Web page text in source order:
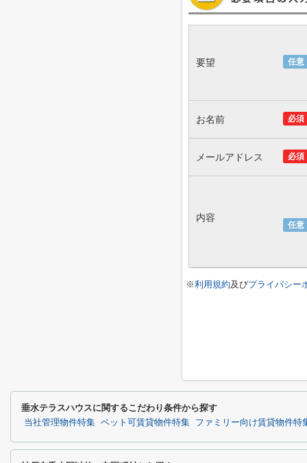
任意
要望
必須
お名前
必須
メールアドレス
任意
内容
※利用規約及びプライバシー
垂水テラスハウスに関するこだわり条件から探す
当社管理物件特集 ペット可賃貸物件特集 ファミリー向け賃貸物件特